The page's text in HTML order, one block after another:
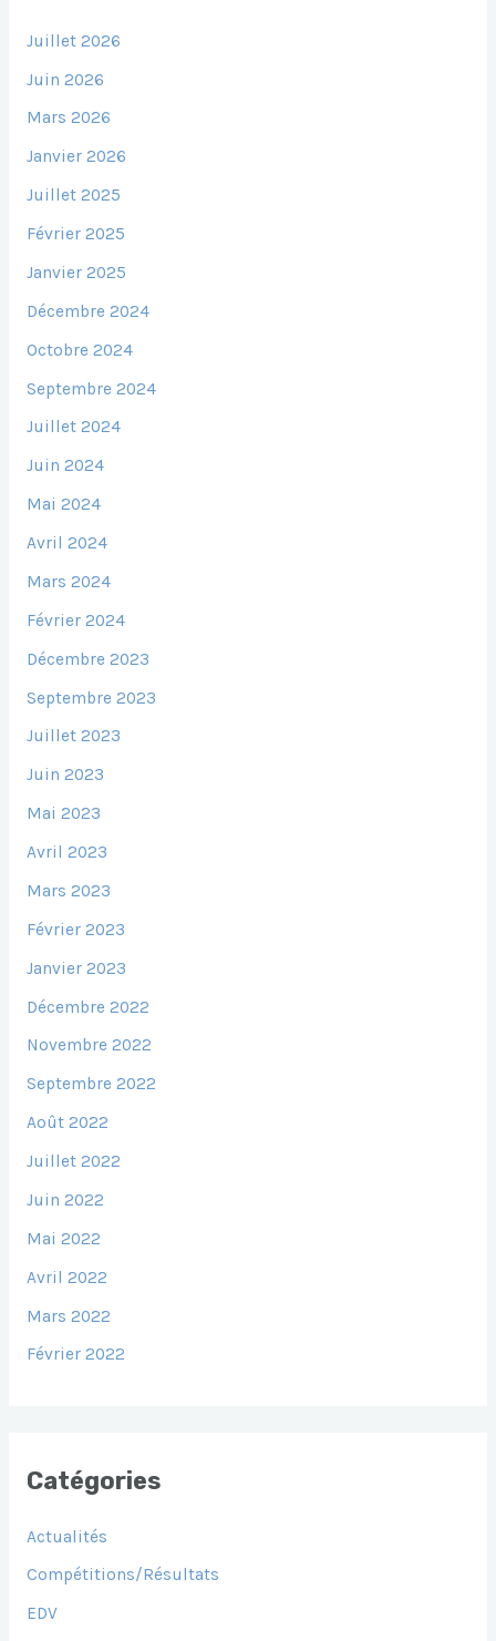
Juillet 2026
Juin 2026
Mars 2026
Janvier 2026
Juillet 2025
Février 2025
Janvier 2025
Décembre 2024
Octobre 2024
Septembre 2024
Juillet 2024
Juin 2024
Mai 2024
Avril 2024
Mars 2024
Février 2024
Décembre 2023
Septembre 2023
Juillet 2023
Juin 2023
Mai 2023
Avril 2023
Mars 2023
Février 2023
Janvier 2023
Décembre 2022
Novembre 2022
Septembre 2022
Août 2022
Juillet 2022
Juin 2022
Mai 2022
Avril 2022
Mars 2022
Février 2022
Catégories
Actualités
Compétitions/Résultats
EDV